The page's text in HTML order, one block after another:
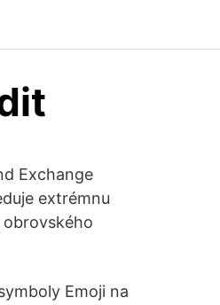
Exchange
extrémnu
Emoji na